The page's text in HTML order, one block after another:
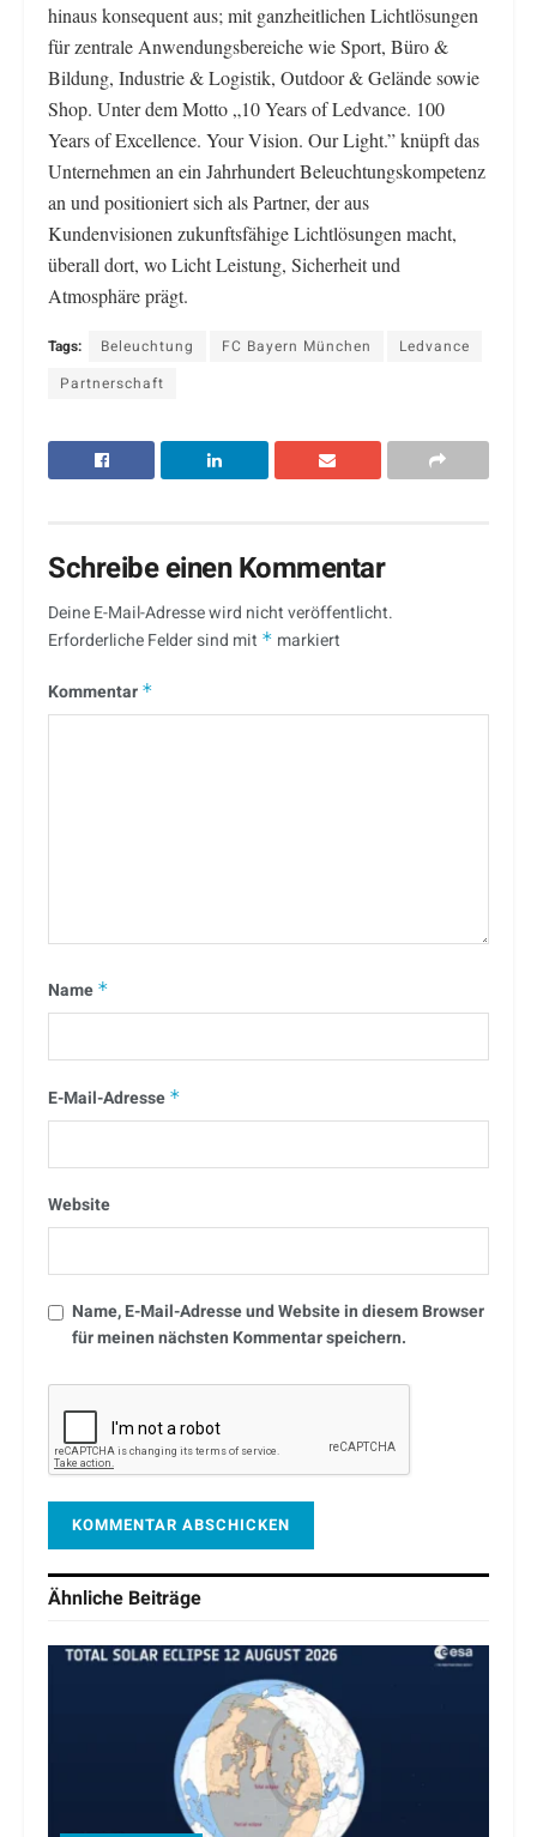
hinaus konsequent aus; mit ganzheitlichen Lichtlösungen
für zentrale Anwendungsbereiche wie Sport, Büro &
Bildung, Industrie & Logistik, Outdoor & Gelände sowie
Shop. Unter dem Motto „10 Years of Ledvance. 100
Years of Excellence. Your Vision. Our Light.” knüpft das
Unternehmen an ein Jahrhundert Beleuchtungskompetenz
an und positioniert sich als Partner, der aus
Kundenvisionen zukunftsfähige Lichtlösungen macht,
überall dort, wo Licht Leistung, Sicherheit und
Atmosphäre prägt.
Tags: Beleuchtung FC Bayern München
Ledvance
Partnerschaft
Schreibe einen Kommentar
Deine E-Mail-Adresse wird nicht veröffentlicht.
Erforderliche Felder sind mit * markiert
Kommentar *
Name *
E-Mail-Adresse *
Website
Name, E-Mail-Adresse und Website in diesem Browser
für meinen nächsten Kommentar speichern.
Ähnliche Beiträge